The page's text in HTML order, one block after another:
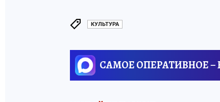
КУЛЬТУРА
САМОЕ ОПЕРАТИВНОЕ –